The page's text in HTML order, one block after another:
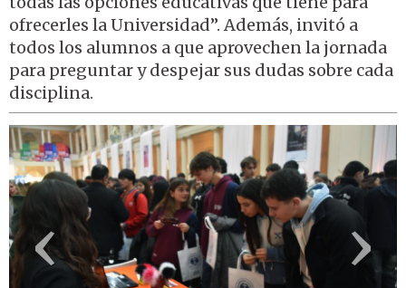
ofrecerles la Universidad”. Además, invitó a
todos los alumnos a que aprovechen la jornada
para preguntar y despejar sus dudas sobre cada
disciplina.
‹ ›